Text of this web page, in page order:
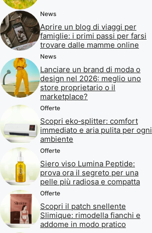
News
Aprire un blog di viaggi per
famiglie: i primi passi per farsi
trovare dalle mamme online
News
Lanciare un brand di moda o
design nel 2026: meglio uno
store proprietario o il
marketplace?
Offerte
Scopri eko‑splitter: comfort
immediato e aria pulita per ogni
ambiente
Offerte
Siero viso Lumina Peptide:
prova ora il segreto per una
pelle più radiosa e compatta
Offerte
Scopri il patch snellente
Slimique: rimodella fianchi e
addome in modo pratico